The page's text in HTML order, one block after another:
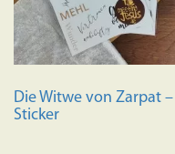
Die Witwe von Zarpat –
Sticker